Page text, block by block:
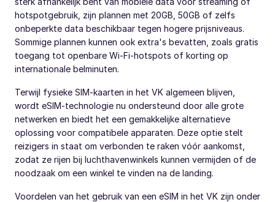
hotspotgebruik, zijn plannen met 20GB, 50GB of zelfs
onbeperkte data beschikbaar tegen hogere prijsniveaus.
Sommige plannen kunnen ook extra's bevatten, zoals gratis
toegang tot openbare Wi-Fi-hotspots of korting op
internationale belminuten.
Terwijl fysieke SIM-kaarten in het VK algemeen blijven,
wordt eSIM-technologie nu ondersteund door alle grote
netwerken en biedt het een gemakkelijke alternatieve
oplossing voor compatibele apparaten. Deze optie stelt
reizigers in staat om verbonden te raken vóór aankomst,
zodat ze rijen bij luchthavenwinkels kunnen vermijden of de
noodzaak om een winkel te vinden na de landing.
Voordelen van het gebruik van een eSIM in het VK zijn onder